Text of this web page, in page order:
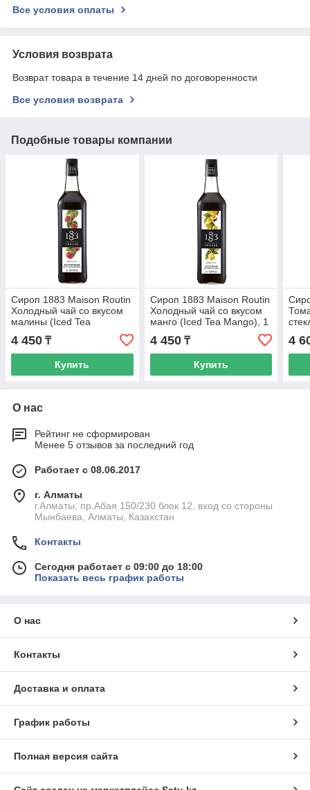
Все условия оплаты
Условия возврата
Возврат товара в течение 14 дней по договоренности
Все условия возврата
Подобные товары компании
Сироп 1883 Maison Routin
Холодный чай со вкусом
малины (Iced Tea
Raspberry), 1 л, стекло
4 450 ₸
Купить
Сироп 1883 Maison Routin
Холодный чай со вкусом
манго (Iced Tea Mango), 1
л, стекло
4 450₸
Купить
4
О нас
Рейтинг не сформирован
Менее 5 отзывов за последний год
Работает с 08.06.2017
г. Алматы
г.Алматы, пр.Абая 150/230 блок 12, вход со стороны
Мынбаева, Алматы, Казахстан
Контакты
Сегодня работает с 09:00 до 18:00
Показать весь график работы
О нас
Контакты
Доставка и оплата
График работы
Полная версия сайта